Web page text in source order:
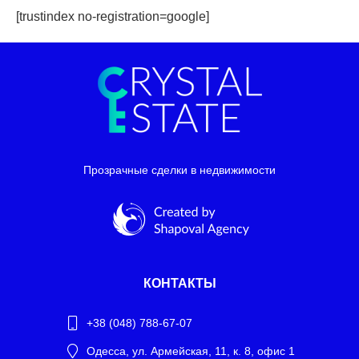
[trustindex no-registration=google]
Прозрачные сделки в недвижимости
КОНТАКТЫ
+38 (048) 788-67-07
Одесса, ул. Армейская, 11, к. 8, офис 1